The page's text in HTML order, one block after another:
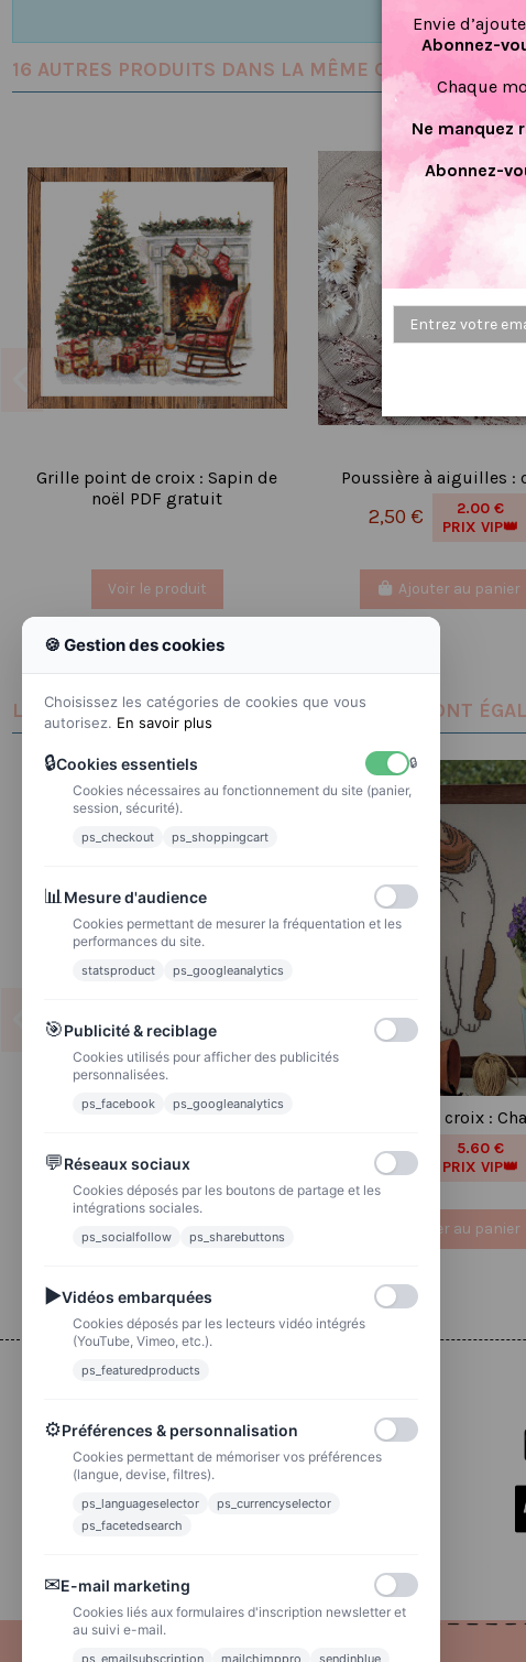
16 AUTRES PRODUITS DANS LA MÊME CATÉGORIE :
Grille point de croix : Sapin de
noël PDF gratuit
Voir le produit
Poussière à aiguilles :
2,50 €
2.00 €
PRIX VIP👑
Ajouter au panier
LES CLIENTS QUI ONT ACHETÉ CE PRODUIT ONT
Grille point de croix : Hérisson
7,00 €
5.60 €
PRIX VIP👑
Ajouter au panier
Grille point de croix :
7,00 €
5.60 €
PRIX VIP👑
Ajouter au panier
Colissimo
Livraison colis en 48h
La poste
Lettre suivie 72h
Envie
Abonnez-
Chaque
Ne manquez
Abonnez-
🍪 Gestion des cookies
Choisissez les catégories de cookies que vous
autorisez. En savoir plus
🔒Cookies essentiels
🔒
Cookies nécessaires au fonctionnement du site (panier,
session, sécurité).
ps_checkout ps_shoppingcart
📊 Mesure d'audience
Cookies permettant de mesurer la fréquentation et les
performances du site.
statsproduct ps_googleanalytics
🎯Publicité & reciblage
Cookies utilisés pour afficher des publicités
personnalisées.
ps_facebook ps_googleanalytics
💬Réseaux sociaux
Cookies déposés par les boutons de partage et les
intégrations sociales.
ps_socialfollow ps_sharebuttons
▶Vidéos embarquées
Cookies déposés par les lecteurs vidéo intégrés
(YouTube, Vimeo, etc.).
ps_featuredproducts
⚙Préférences & personnalisation
Cookies permettant de mémoriser vos préférences
(langue, devise, filtres).
ps_languageselector
ps_currencyselector
ps_facetedsearch
✉E-mail marketing
Cookies liés aux formulaires d'inscription newsletter et
au suivi e-mail.
ps_emailsubscription mailchimppro sendinblue